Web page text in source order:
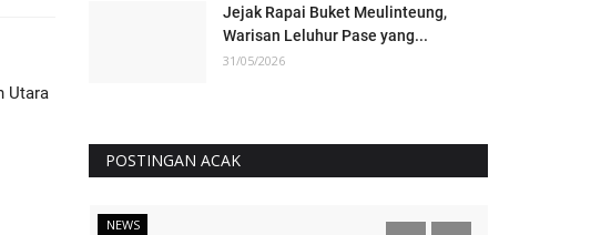
Utara
Jejak Rapai Buket Meulinteung,
Warisan Leluhur Pase yang...
31/05/2026
POSTINGAN ACAK
NEWS